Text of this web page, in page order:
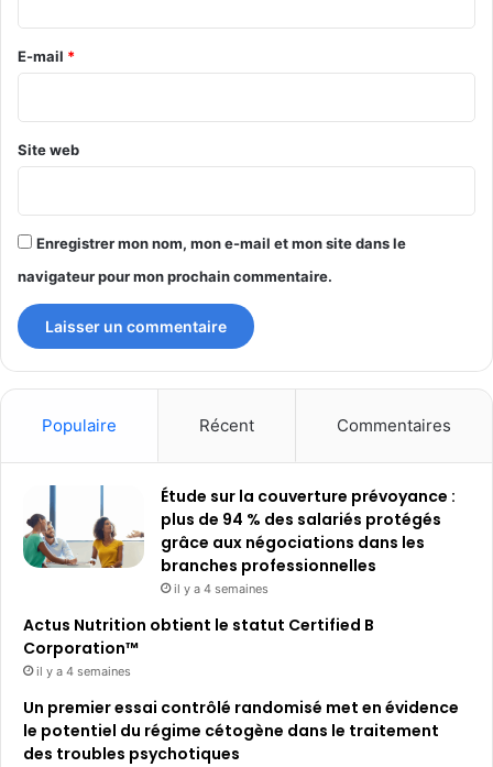
r
e
E-mail *
Site web
Enregistrer mon nom, mon e-mail et mon site dans le
navigateur pour mon prochain commentaire.
Populaire Récent Commentaires
Étude sur la couverture prévoyance :
plus de 94 % des salariés protégés
grâce aux négociations dans les
branches professionnelles
il y a 4 semaines
Actus Nutrition obtient le statut Certified B
Corporation™
il y a 4 semaines
Un premier essai contrôlé randomisé met en évidence
le potentiel du régime cétogène dans le traitement
des troubles psychotiques